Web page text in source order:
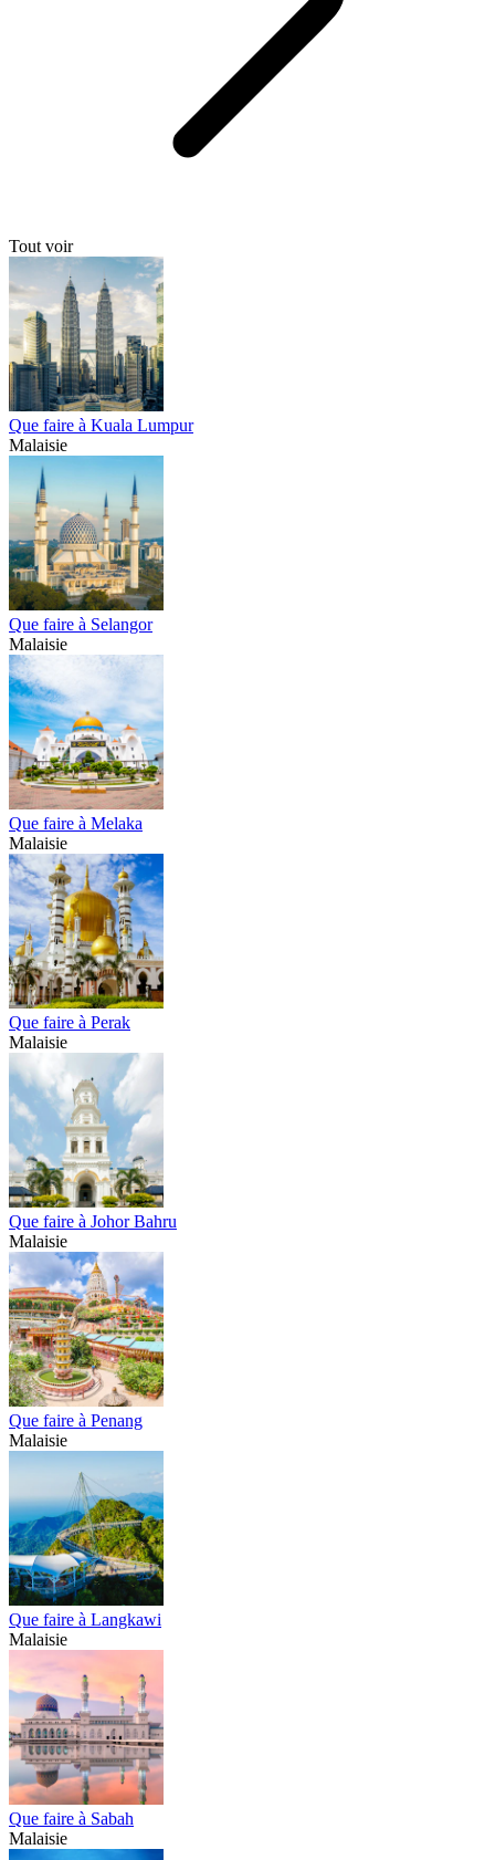
Tout voir
Que faire à Kuala Lumpur
Malaisie
Que faire à Selangor
Malaisie
Que faire à Melaka
Malaisie
Que faire à Perak
Malaisie
Que faire à Johor Bahru
Malaisie
Que faire à Penang
Malaisie
Que faire à Langkawi
Malaisie
Que faire à Sabah
Malaisie